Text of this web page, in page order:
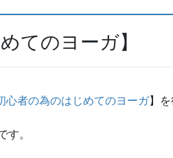
てのヨーガ】
心者の為のはじめてのヨーガ】を
す。